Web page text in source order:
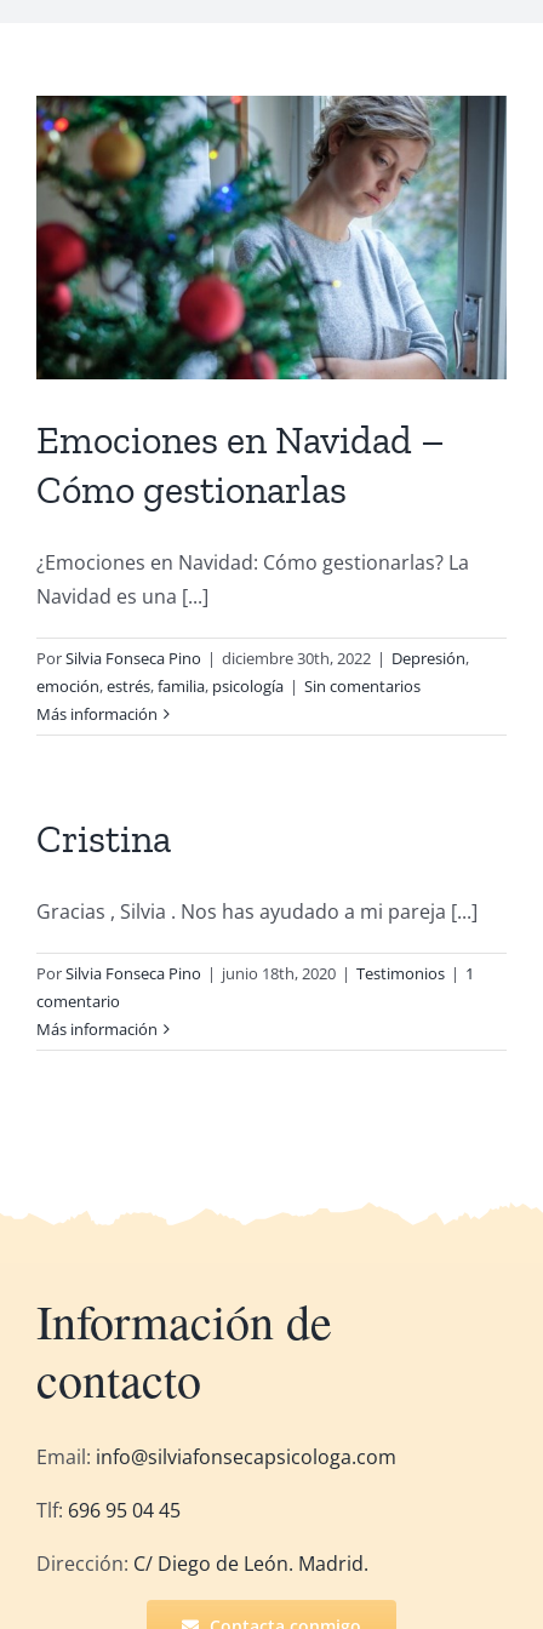
Emociones en Navidad –
Cómo gestionarlas
¿Emociones en Navidad: Cómo gestionarlas? La
Navidad es una [...]
PorSilvia Fonseca Pino | diciembre 30th, 2022 | Depresión,
emoción,estrés,familia, psicología | Sin comentarios
Más información
Cristina
Gracias , Silvia . Nos has ayudado a mi pareja [...]
PorSilvia Fonseca Pino | junio 18th, 2020 | Testimonios | 1
comentario
Más información
Información de
contacto
Email: info@silviafonsecapsicologa.com
Tlf: 696 95 04 45
Dirección: C/ Diego de León. Madrid.